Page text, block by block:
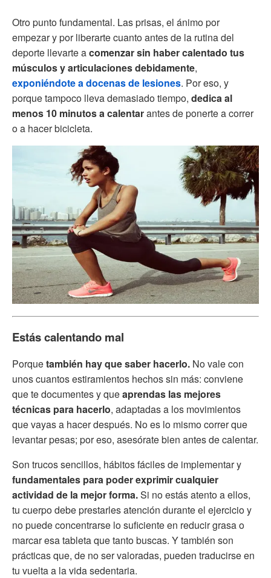
Otro punto fundamental. Las prisas, el ánimo por
empezar y por liberarte cuanto antes de la rutina del
deporte llevarte acomenzar sin haber calentado tus
músculos y articulaciones debidamente,
exponiéndote a docenas de lesiones. Por eso, y
porque tampoco lleva demasiado tiempo, dedica al
menos 10 minutos a calentarantes de ponerte a correr
o a hacer bicicleta.
Estás calentando mal
Porquetambién hay que saber hacerlo. No vale con
unos cuantos estiramientos hechos sin más: conviene
que te documentes y queaprendas las mejores
técnicas para hacerlo, adaptadas a los movimientos
que vayas a hacer después. No es lo mismo correr que
levantar pesas; por eso, asesórate bien antes de calentar.
Son trucos sencillos, hábitos fáciles de implementar y
fundamentales para poder exprimir cualquier
actividad de la mejor forma.Si no estás atento a ellos,
tu cuerpo debe prestarles atención durante el ejercicio y
no puede concentrarse lo suficiente en reducir grasa o
marcar esa tableta que tanto buscas. Y también son
prácticas que, de no ser valoradas, pueden traducirse en
tu vuelta a la vida sedentaria.